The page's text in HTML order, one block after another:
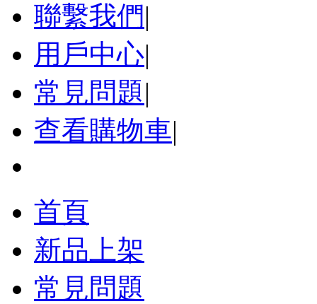
聯繫我們|
用戶中心|
常見問題|
查看購物車|
首頁
新品上架
常見問題